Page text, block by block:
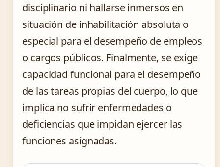
disciplinario ni hallarse inmersos en
situación de inhabilitación absoluta o
especial para el desempeño de empleos
o cargos públicos. Finalmente, se exige
capacidad funcional para el desempeño
de las tareas propias del cuerpo, lo que
implica no sufrir enfermedades o
deficiencias que impidan ejercer las
funciones asignadas.